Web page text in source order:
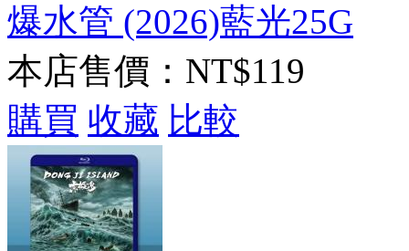
爆水管 (2026)藍光25G
本店售價： NT$119
購買 收藏 比較